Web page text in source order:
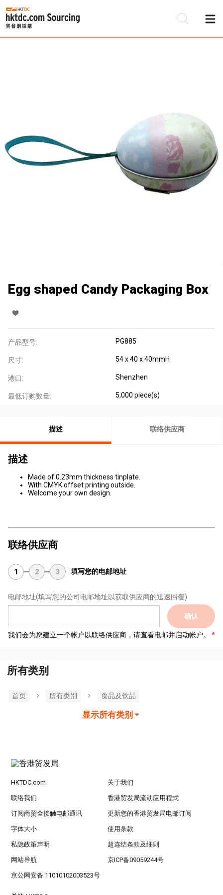
Egg shaped Candy Packaging Box
产品型号: PG885
尺寸: 54 x 40 x 40mmH
港口: Shenzhen
最低订购数量: 5,000 piece(s)
描述 联络供应商
描述
Made of 0.23mm thickness tinplate.
With CMYK offset printing outside.
Welcome your own design.
联络供应商
1 2 3 填写您的电邮地址
电邮地址(填写您的公司电邮地址以获取供应商的迅速回覆)
确认
我们会为您建立一个帐户以联络供应商，请查看电邮并启动帐户。
所有类别
首页 所有类別 食品及饮品
显示所有类别
HKTDC.com 关于我们
联络我们 香港贸发局流动应用程式
订阅商贸全接触电邮通讯 更新您的香港贸发局电邮订阅
字体大小 使用条款
私隐政策声明 超连结条款及细则
网站导航 京ICP备09059244号
京公网安备 11010102003523号